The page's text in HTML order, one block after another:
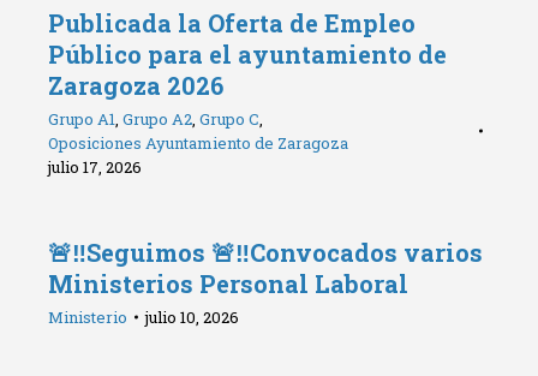
Publicada la Oferta de Empleo
Público para el ayuntamiento de
Zaragoza 2026
Grupo A1, Grupo A2, Grupo C,
Oposiciones Ayuntamiento de Zaragoza
julio 17, 2026
🚨‼️Seguimos 🚨‼️Convocados varios
Ministerios Personal Laboral
Ministerio julio 10, 2026